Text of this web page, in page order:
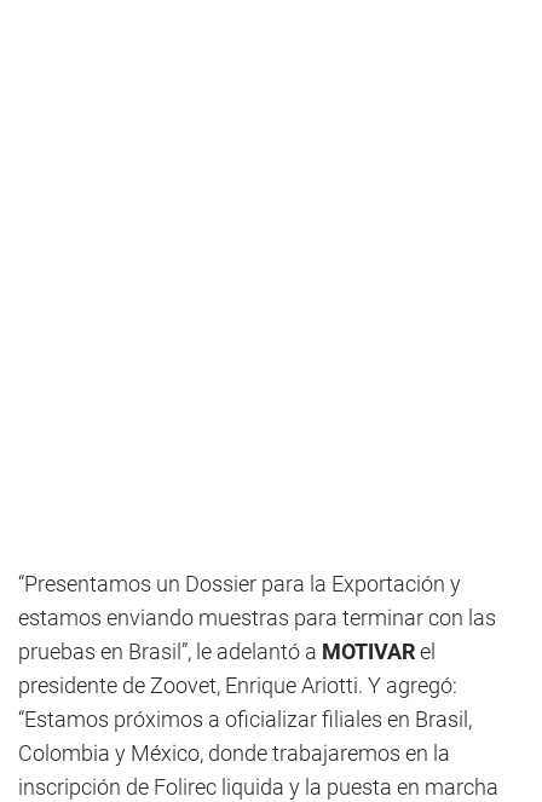
“Presentamos un Dossier para la Exportación y
estamos enviando muestras para terminar con las
pruebas en Brasil”, le adelantó a MOTIVARel
presidente de Zoovet, Enrique Ariotti. Y agregó:
“Estamos próximos a oficializar filiales en Brasil,
Colombia y México, donde trabajaremos en la
inscripción de Folirec liquida y la puesta en marcha